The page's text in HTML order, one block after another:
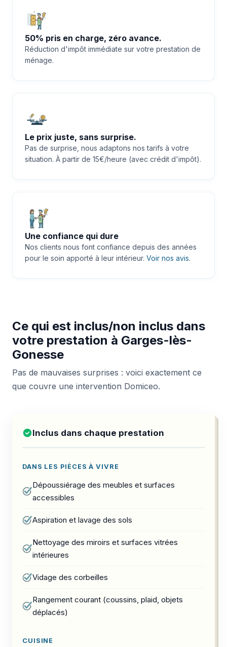
50% pris en charge, zéro avance.
Réduction d'impôt immédiate sur votre prestation de
ménage.
Le prix juste, sans surprise.
Pas de surprise, nous adaptons nos tarifs à votre
situation. À partir de 15€/heure (avec crédit d'impôt).
Une confiance qui dure
Nos clients nous font confiance depuis des années
pour le soin apporté à leur intérieur. Voir nos avis.
Ce qui est inclus/non inclus dans
votre prestation à Garges-lès-
Gonesse
Pas de mauvaises surprises : voici exactement ce
que couvre une intervention Domiceo.
Inclus dans chaque prestation
DANS LES PIÈCES À VIVRE
Dépoussiérage des meubles et surfaces
accessibles
Aspiration et lavage des sols
Nettoyage des miroirs et surfaces vitrées
intérieures
Vidage des corbeilles
Rangement courant (coussins, plaid, objets
déplacés)
CUISINE